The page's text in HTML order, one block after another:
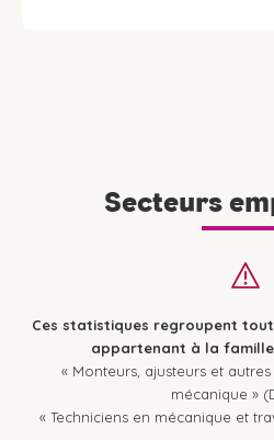
Secteurs
Ces statistiques regroupent
appartenant à la
« Monteurs, ajusteurs et
mécanique »
« Techniciens en mécanique et